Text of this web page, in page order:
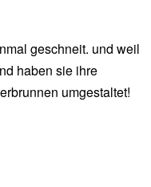
geschneit. und weil
haben sie ihre
umgestaltet!